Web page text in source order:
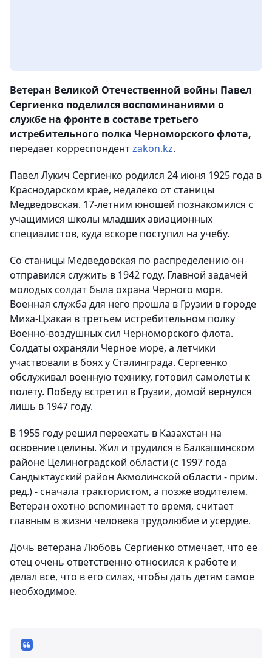
Ветеран Великой Отечественной войны Павел
Сергиенко поделился воспоминаниями о
службе на фронте в составе третьего
истребительного полка Черноморского флота,
передает корреспондентzakon.kz.
Павел Лукич Сергиенко родился 24 июня 1925 года в
Краснодарском крае, недалеко от станицы
Медведовская. 17-летним юношей познакомился с
учащимися школы младших авиационных
специалистов, куда вскоре поступил на учебу.
Со станицы Медведовская по распределению он
отправился служить в 1942 году. Главной задачей
молодых солдат была охрана Черного моря.
Военная служба для него прошла в Грузии в городе
Миха-Цхакая в третьем истребительном полку
Военно-воздушных сил Черноморского флота.
Солдаты охраняли Черное море, а летчики
участвовали в боях у Сталинграда. Сергеенко
обслуживал военную технику, готовил самолеты к
полету. Победу встретил в Грузии, домой вернулся
лишь в 1947 году.
В 1955 году решил переехать в Казахстан на
освоение целины. Жил и трудился в Балкашинском
районе Целиноградской области (с 1997 года
Сандыктауский район Акмолинской области - прим.
ред.) - сначала трактористом, а позже водителем.
Ветеран охотно вспоминает то время, считает
главным в жизни человека трудолюбие и усердие.
Дочь ветерана Любовь Сергиенко отмечает, что ее
отец очень ответственно относился к работе и
делал все, что в его силах, чтобы дать детям самое
необходимое.